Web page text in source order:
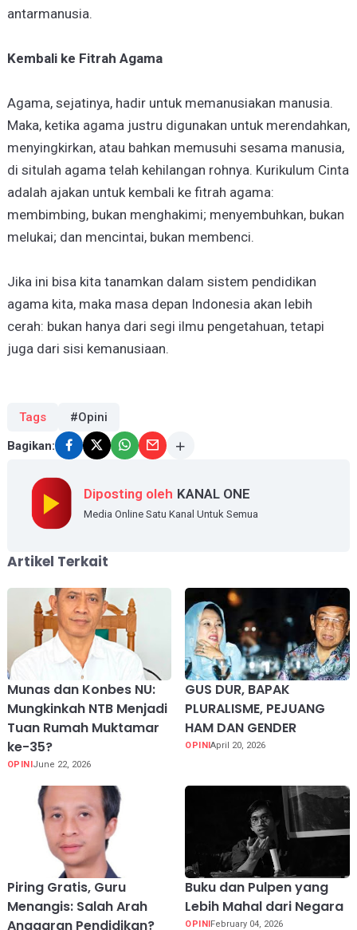
antarmanusia.
Kembali ke Fitrah Agama
Agama, sejatinya, hadir untuk memanusiakan manusia.
Maka, ketika agama justru digunakan untuk merendahkan,
menyingkirkan, atau bahkan memusuhi sesama manusia,
di situlah agama telah kehilangan rohnya. Kurikulum Cinta
adalah ajakan untuk kembali ke fitrah agama:
membimbing, bukan menghakimi; menyembuhkan, bukan
melukai; dan mencintai, bukan membenci.
Jika ini bisa kita tanamkan dalam sistem pendidikan
agama kita, maka masa depan Indonesia akan lebih
cerah: bukan hanya dari segi ilmu pengetahuan, tetapi
juga dari sisi kemanusiaan.
Tags #Opini
Bagikan:
Diposting oleh KANAL ONE
Media Online Satu Kanal Untuk Semua
Artikel Terkait
Munas dan Konbes NU:
Mungkinkah NTB Menjadi
Tuan Rumah Muktamar
ke-35?
OPINIJune 22, 2026
GUS DUR, BAPAK
PLURALISME, PEJUANG
HAM DAN GENDER
OPINIApril 20, 2026
Piring Gratis, Guru
Menangis: Salah Arah
Anggaran Pendidikan?
Buku dan Pulpen yang
Lebih Mahal dari Negara
OPINIFebruary 04, 2026